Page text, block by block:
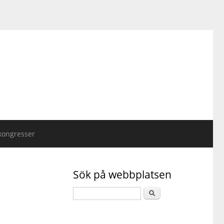
Sök på webbplatsen